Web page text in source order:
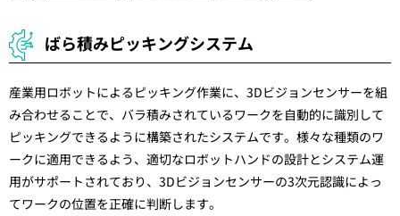
ばら積みピッキングシステム
産業用ロボットによるピッキング作業に、3Dビジョンセンサーを組
み合わせることで、バラ積みされているワークを自動的に識別して
ピッキングできるように構築されたシステムです。様々な種類のワ
ークに適用できるよう、適切なロボットハンドの設計とシステム運
用がサポートされており、3Dビジョンセンサーの3次元認識によっ
てワークの位置を正確に判断します。